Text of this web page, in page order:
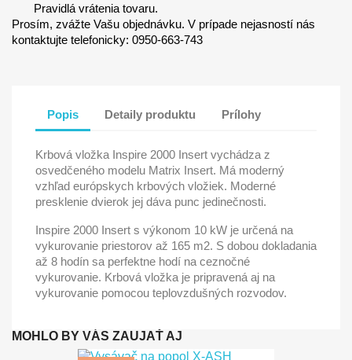
Pravidlá vrátenia tovaru.
Prosím, zvážte Vašu objednávku. V prípade nejasností nás
kontaktujte telefonicky: 0950-663-743
Popis Detaily produktu Prílohy
Krbová vložka Inspire 2000 Insert vychádza z
osvedčeného modelu Matrix Insert. Má moderný
vzhľad európskych krbových vložiek. Moderné
presklenie dvierok jej dáva punc jedinečnosti.
Inspire 2000 Insert s výkonom 10 kW je určená na
vykurovanie priestorov až 165 m2. S dobou dokladania
až 8 hodín sa perfektne hodí na ceznočné
vykurovanie. Krbová vložka je pripravená aj na
vykurovanie pomocou teplovzdušných rozvodov.
MOHLO BY VÁS ZAUJAŤ AJ